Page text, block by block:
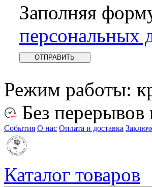
Заполняя
персональных
Режим работы:
Без
События О нас Оплата и доставка
Каталог товаров